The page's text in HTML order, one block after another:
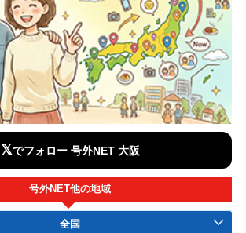
𝕏でフォロー 号外NET 大阪
号外NET他の地域
全国